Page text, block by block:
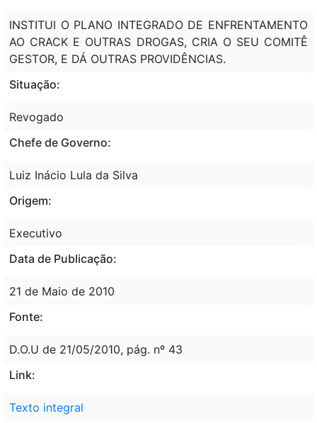
INSTITUI O PLANO INTEGRADO DE ENFRENTAMENTO
AO CRACK E OUTRAS DROGAS, CRIA O SEU COMITÊ
GESTOR, E DÁ OUTRAS PROVIDÊNCIAS.
Situação:
Revogado
Chefe de Governo:
Luiz Inácio Lula da Silva
Origem:
Executivo
Data de Publicação:
21 de Maio de 2010
Fonte:
D.O.U de 21/05/2010, pág. nº 43
Link:
Texto integral